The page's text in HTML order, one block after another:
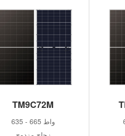
TM9C72M
635 - 665 واط